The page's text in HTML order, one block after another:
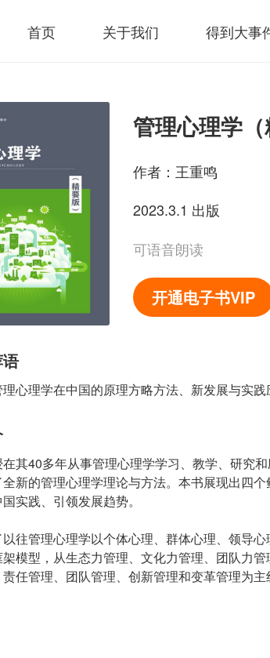
首页 关于我们 得到大事
管理心理学（
作者： 王重鸣
2023.3.1 出版
可语音朗读
开通电子书VIP
心理学在中国的原理方略方法、新发展与实践
其40多年从事管理心理学学习、教学、研究
新的管理心理学理论与方法。本书展现出四
实践、引领发展趋势。
往管理心理学以个体心理、群体心理、领导
模型，从生态力管理、文化力管理、团队力
任管理、团队管理、创新管理和变革管理为